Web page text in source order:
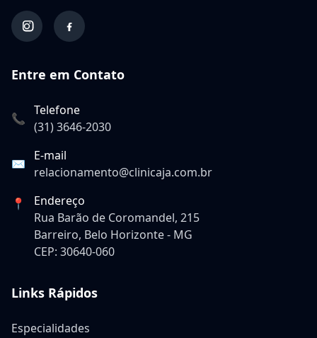
Entre em Contato
📞
Telefone
(31) 3646-2030
✉️
E-mail
relacionamento@clinicaja.com.br
📍
Endereço
Rua Barão de Coromandel, 215
Barreiro, Belo Horizonte - MG
CEP: 30640-060
Links Rápidos
Especialidades